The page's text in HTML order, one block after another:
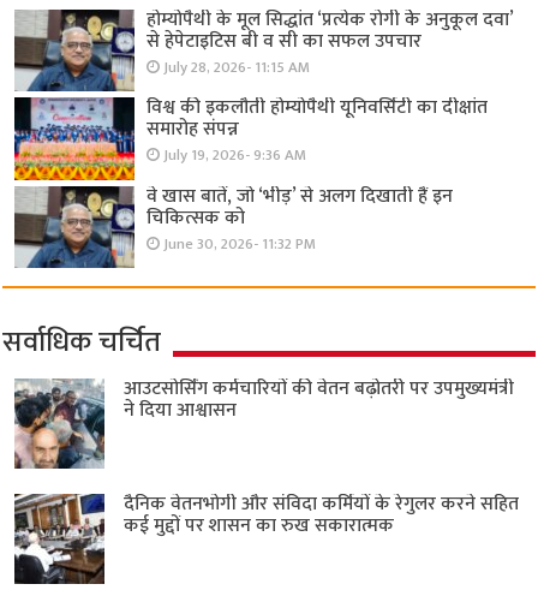
होम्योपैथी के मूल सिद्धांत ‘प्रत्येक रोगी केे अनुकूल दवा’
से हेपेटाइटिस बी व सी का सफल उपचार
July 28, 2026- 11:15 AM
विश्व की इकलौती होम्योपैथी यूनिवर्सिटी का दीक्षांत
समारोह संपन्न
July 19, 2026- 9:36 AM
वे खास बातें, जो ‘भीड़’ से अलग दिखाती हैं इन
चिकित्सक को
June 30, 2026- 11:32 PM
सर्वाधिक चर्चित
आउटसोर्सिंग कर्मचारियों की वेतन बढ़ोतरी पर उपमुख्यमंत्री
ने दिया आश्वासन
दैनिक वेतनभोगी और संविदा कर्मियों के रेगुलर करने सहित
कई मुद्दों पर शासन का रुख सकारात्मक